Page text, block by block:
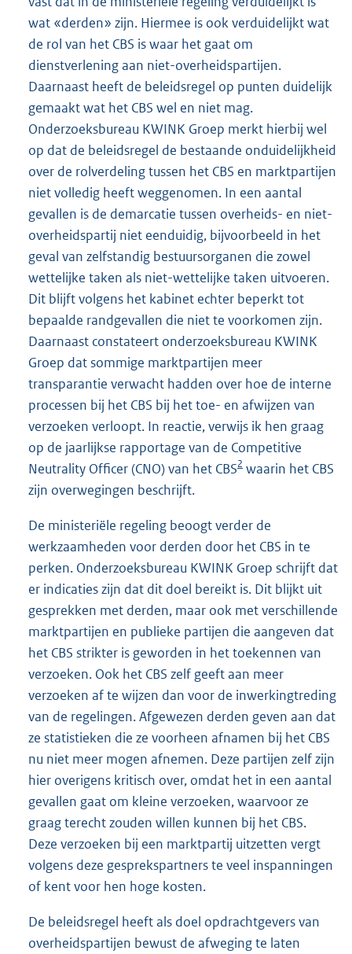
wat «derden» zijn. Hiermee is ook verduidelijkt wat
de rol van het CBS is waar het gaat om
dienstverlening aan niet-overheidspartijen.
Daarnaast heeft de beleidsregel op punten duidelijk
gemaakt wat het CBS wel en niet mag.
Onderzoeksbureau KWINK Groep merkt hierbij wel
op dat de beleidsregel de bestaande onduidelijkheid
over de rolverdeling tussen het CBS en marktpartijen
niet volledig heeft weggenomen. In een aantal
gevallen is de demarcatie tussen overheids- en niet-
overheidspartij niet eenduidig, bijvoorbeeld in het
geval van zelfstandig bestuursorganen die zowel
wettelijke taken als niet-wettelijke taken uitvoeren.
Dit blijft volgens het kabinet echter beperkt tot
bepaalde randgevallen die niet te voorkomen zijn.
Daarnaast constateert onderzoeksbureau KWINK
Groep dat sommige marktpartijen meer
transparantie verwacht hadden over hoe de interne
processen bij het CBS bij het toe- en afwijzen van
verzoeken verloopt. In reactie, verwijs ik hen graag
op de jaarlijkse rapportage van de Competitive
Neutrality Officer (CNO) van het CBS2 waarin het CBS
zijn overwegingen beschrijft.
De ministeriële regeling beoogt verder de
werkzaamheden voor derden door het CBS in te
perken. Onderzoeksbureau KWINK Groep schrijft dat
er indicaties zijn dat dit doel bereikt is. Dit blijkt uit
gesprekken met derden, maar ook met verschillende
marktpartijen en publieke partijen die aangeven dat
het CBS strikter is geworden in het toekennen van
verzoeken. Ook het CBS zelf geeft aan meer
verzoeken af te wijzen dan voor de inwerkingtreding
van de regelingen. Afgewezen derden geven aan dat
ze statistieken die ze voorheen afnamen bij het CBS
nu niet meer mogen afnemen. Deze partijen zelf zijn
hier overigens kritisch over, omdat het in een aantal
gevallen gaat om kleine verzoeken, waarvoor ze
graag terecht zouden willen kunnen bij het CBS.
Deze verzoeken bij een marktpartij uitzetten vergt
volgens deze gesprekspartners te veel inspanningen
of kent voor hen hoge kosten.
De beleidsregel heeft als doel opdrachtgevers van
overheidspartijen bewust de afweging te laten